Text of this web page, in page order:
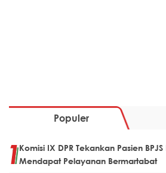
Populer
Komisi IX DPR Tekankan Pasien
Mendapat Pelayanan Bermartabat